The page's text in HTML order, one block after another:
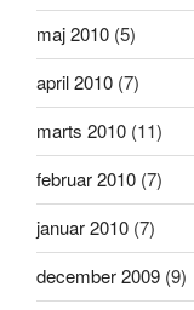
maj 2010 (5)
april 2010 (7)
marts 2010 (11)
februar 2010 (7)
januar 2010 (7)
december 2009 (9)